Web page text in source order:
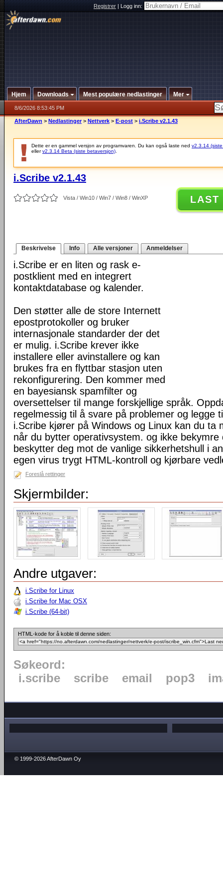
Registrer|Logg inn:
Hjem Downloads Mest populære nedlastinger Mer
8/6/2026 8:53:45 PM
AfterDawn > Nedlastinger > Nettverk > E-post > i.Scribe v2.1.43
Dette er en gammel versjon av programvaren. Du kan også laste ned v2.3.14
ellerv2.3.14 Beta (siste betaversjon)
i.Scribe v2.1.43
Vista / Win10 / Win7 / Win8 / WinXP LAST
Beskrivelse Info Alle versjoner Anmeldelser
i.Scribe er en liten og rask e-
postklient med en integrert
kontaktdatabase og kalender.
Den støtter alle de store Internett
epostprotokoller og bruker
internasjonale standarder der det
er mulig. i.Scribe krever ikke
installere eller avinstallere og kan
brukes fra en flyttbar stasjon uten
rekonfigurering. Den kommer med
en bayesiansk spamfilter og
oversettelser til mange forskjellige språk.
regelmessig til å svare på problemer og legge
i.Scribe kjører på Windows og Linux kan du ta
når du bytter operativsystem. og ikke
beskytter deg mot de vanlige sikkerhetshull i
egen virus trygt HTML-kontroll og kjørbare
Foreslå rettinger
Skjermbilder:
Andre utgaver:
i.Scribe for Linux
i.Scribe for Mac OSX
i.Scribe (64-bit)
HTML-kode for å koble til denne siden:
Søkeord:
i.scribe
scribe email pop3
© 1999-2026 AfterDawn Oy